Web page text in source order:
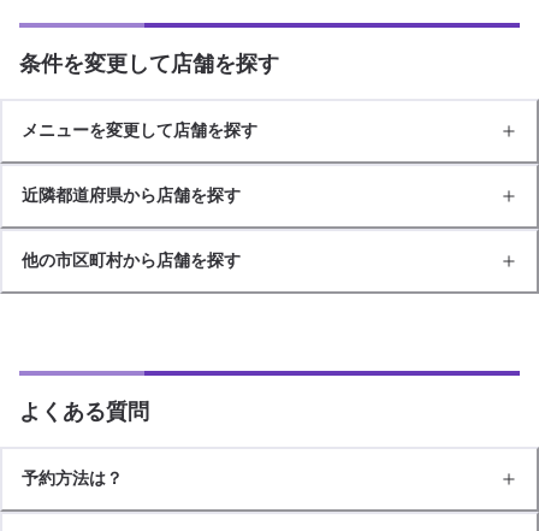
条件を変更して店舗を探す
メニューを変更して店舗を探す
近隣都道府県から店舗を探す
他の市区町村から店舗を探す
よくある質問
予約方法は？